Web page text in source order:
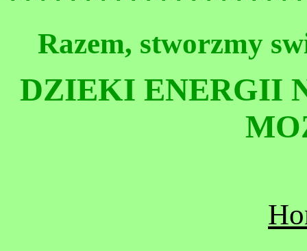
Razem, stworzmy
DZIEKI ENERGII